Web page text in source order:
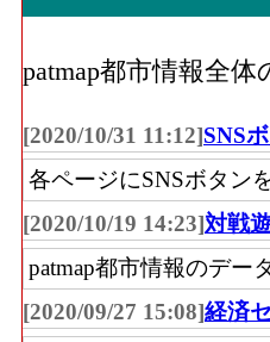
patmap都市情報全
[2020/10/31 11:12]SNS
各ページにSNSボタン
[2020/10/19 14:23]対戦
patmap都市情報のデー
[2020/09/27 15:08]経済